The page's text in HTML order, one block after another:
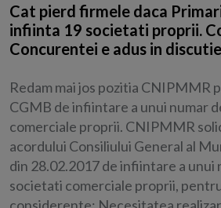
Cat pierd firmele daca
infiinta 19 societati proprii.
Concurentei e adus in discutie
Redam mai jos pozitia CNIPMMR
CGMB de infiintare a unui numar
comerciale proprii. CNIPMMR
acordului Consiliului General al
din 28.02.2017 de infiintare a unui
societati comerciale proprii,